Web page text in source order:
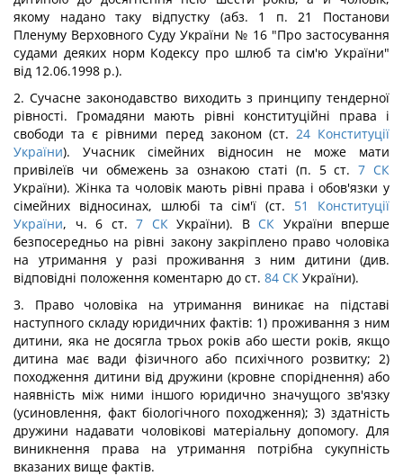
якому надано таку відпустку (абз. 1 п. 21 Постанови
Пленуму Верховного Суду України № 16 "Про застосування
судами деяких норм Кодексу про шлюб та сім'ю України"
від 12.06.1998 p.).
2. Сучасне законодавство виходить з принципу тендерної
рівності. Громадяни мають рівні конституційні права і
свободи та є рівними перед законом (ст. 24 Конституції
України). Учасник сімейних відносин не може мати
привілеїв чи обмежень за ознакою статі (п. 5 ст. 7 СК
України). Жінка та чоловік мають рівні права і обов'язки у
сімейних відносинах, шлюбі та сім'ї (ст. 51 Конституції
України, ч. 6 ст. 7 СКУкраїни). В СК України вперше
безпосередньо на рівні закону закріплено право чоловіка
на утримання у разі проживання з ним дитини (див.
відповідні положення коментарю до ст. 84 СК України).
3. Право чоловіка на утримання виникає на підставі
наступного складу юридичних фактів: 1) проживання з ним
дитини, яка не досягла трьох років або шести років, якщо
дитина має вади фізичного або психічного розвитку; 2)
походження дитини від дружини (кровне споріднення) або
наявність між ними іншого юридично значущого зв'язку
(усиновлення, факт біологічного походження); 3) здатність
дружини надавати чоловікові матеріальну допомогу. Для
виникнення права на утримання потрібна сукупність
вказаних вище фактів.